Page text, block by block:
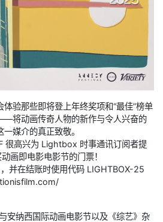
验那些即将登上年终奖项和“最佳”榜单
将动画传奇人物的新作与令人兴奋的
媒介的真正致敬。
很高兴为 Lightbox 时事通讯订阅者提
画即电影电影节的门票！
并在结账时使用代码 LIGHTBOX-25
安纳西国际动画电影节以及《综艺》杂